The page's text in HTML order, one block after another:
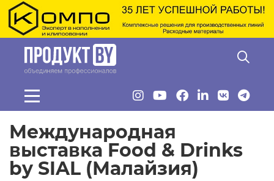
Перейти к основному содержанию
Международная
выставка Food & Drinks
by SIAL (Малайзия)